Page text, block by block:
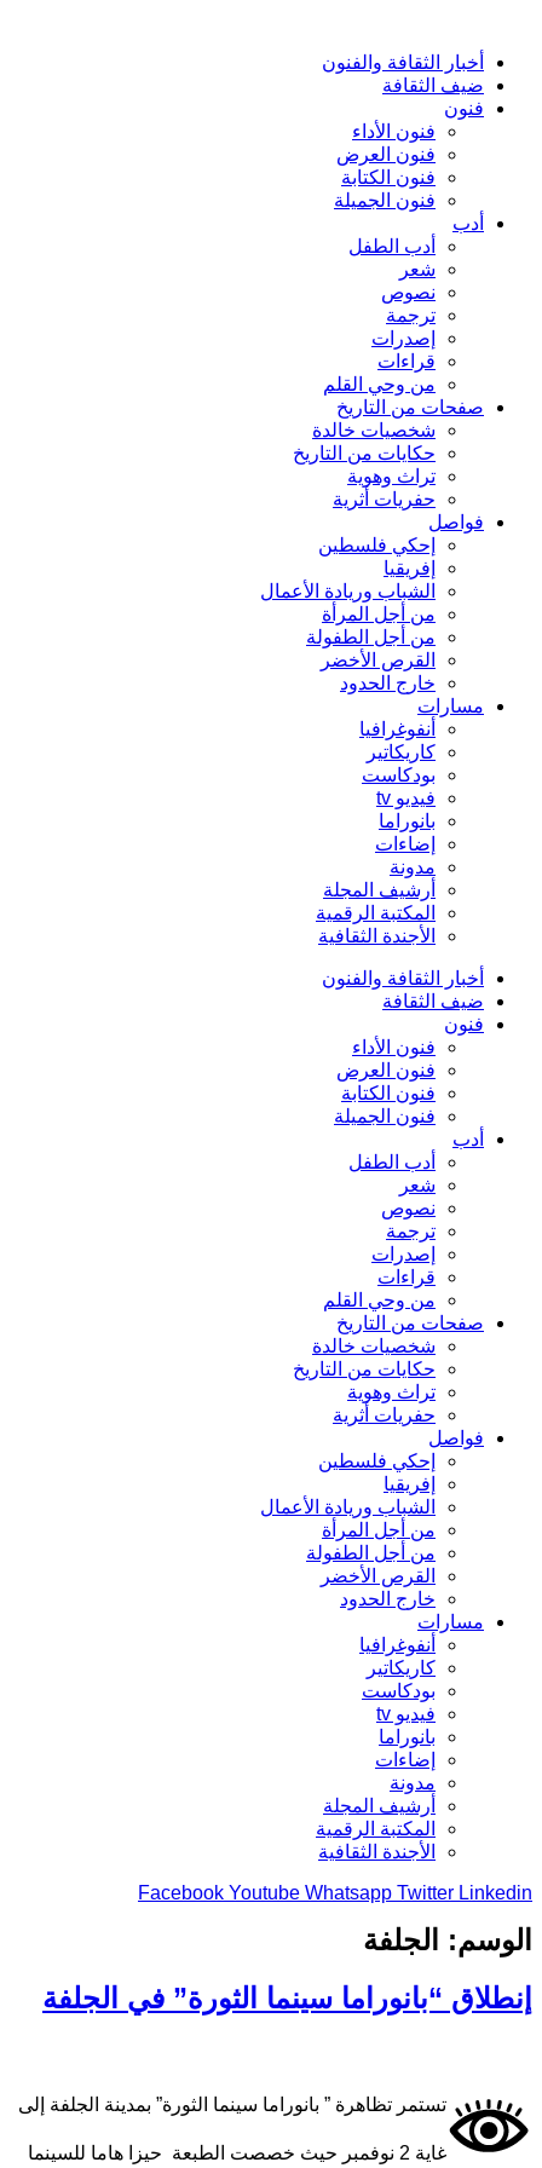
أخبار الثقافة والفنون
ضيف الثقافة
فنون
فنون الأداء
فنون العرض
فنون الكتابة
فنون الجميلة
أدب
أدب الطفل
شعر
نصوص
ترجمة
إصدرات
قراءات
من وحي القلم
صفحات من التاريخ
شخصيات خالدة
حكايات من التاريخ
تراث وهوية
حفريات أثرية
فواصل
إحكي فلسطين
إفريقيا
الشباب وريادة الأعمال
من أجل المرأة
من أجل الطفولة
القرص الأخضر
خارج الحدود
مسارات
أنفوغرافيا
كاريكاتير
بودكاست
فيديو tv
بانوراما
إضاءات
مدونة
أرشيف المجلة
المكتبة الرقمية
الأجندة الثقافية
أخبار الثقافة والفنون
ضيف الثقافة
فنون
فنون الأداء
فنون العرض
فنون الكتابة
فنون الجميلة
أدب
أدب الطفل
شعر
نصوص
ترجمة
إصدرات
قراءات
من وحي القلم
صفحات من التاريخ
شخصيات خالدة
حكايات من التاريخ
تراث وهوية
حفريات أثرية
فواصل
إحكي فلسطين
إفريقيا
الشباب وريادة الأعمال
من أجل المرأة
من أجل الطفولة
القرص الأخضر
خارج الحدود
مسارات
أنفوغرافيا
كاريكاتير
بودكاست
فيديو tv
بانوراما
إضاءات
مدونة
أرشيف المجلة
المكتبة الرقمية
الأجندة الثقافية
Facebook Youtube Whatsapp Twitter Linkedin
الوسم:
الجلفة
إنطلاق “بانوراما سينما الثورة” في الجلفة
تستمر تظاهرة ” بانوراما سينما الثورة” بمدينة الجلفة إلى
غاية 2 نوفمبر حيث خصصت الطبعة حيزا هاما للسينما